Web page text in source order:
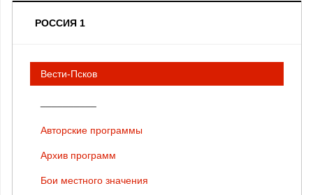
РОССИЯ 1
Вести-Псков
Авторские программы
Архив программ
Бои местного значения